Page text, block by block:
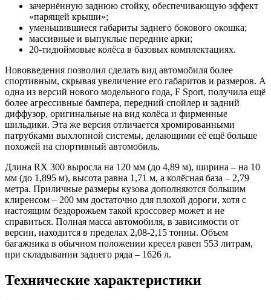
зачернённую заднюю стойку, обеспечивающую эффект
«парящей крыши»;
уменьшившиеся габариты заднего бокового окошка;
массивные и выпуклые передние арки;
20-тидюймовые колёса в базовых комплектациях.
Нововведения позволил сделать вид автомобиля более
спортивным, скрывая увеличение его габаритов и размеров. А
одна из версий нового модельного года, F Sport, получила ещё
более агрессивные бампера, передний спойлер и задний
диффузор, оригинальные на вид колёса и фирменные
шильдики. Эта же версия отличается хромированными
патрубками выхлопной системы, делающими её ещё больше
похожей на спортивный автомобиль.
Длина RX 300 выросла на 120 мм (до 4,89 м), ширина – на 10
мм (до 1,895 м), высота равна 1,71 м, а колёсная база – 2,79
метра. Приличные размеры кузова дополняются большим
клиренсом – 200 мм достаточно для плохой дороги, хотя с
настоящим бездорожьем такой кроссовер может и не
справиться. Полная масса автомобиля, в зависимости от
версии, находится в пределах 2,08-2,15 тонны. Объем
багажника в обычном положении кресел равен 553 литрам,
при складывании заднего ряда – 1626 л.
Технические характеристики